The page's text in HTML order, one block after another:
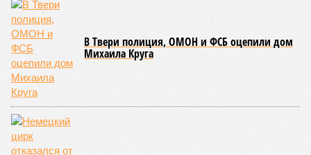
В Твери полиция, ОМОН и ФСБ оцепили дом
Михаила Круга